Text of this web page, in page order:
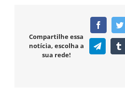
Compartilhe essa
notícia, escolha a
sua rede!
Telegram